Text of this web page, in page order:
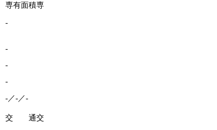
専有面積専
-
-
-
-
-／-／-
交 通交